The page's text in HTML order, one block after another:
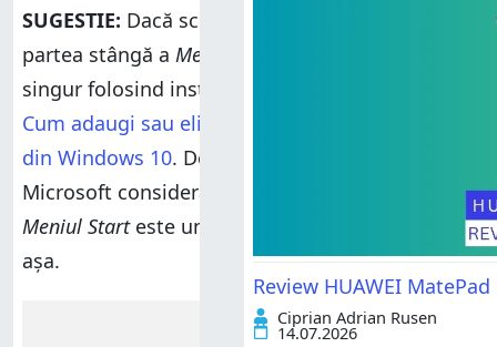
SUGESTIE: Dacă scurtătura
partea stângă a Meniului Start
singur folosind instrucțiunile din acest ghid:
Cum adaugi sau elimini foldere în
din Windows 10. Deși poate părea ciudat,
Microsoft consideră că scurtătura
Meniul Starteste un folder. Nu știu de ce este
așa.
Reclamă
Review HUAWEI
Ciprian Adrian Rusen
14.07.2026